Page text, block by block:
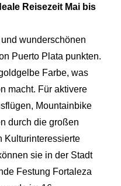
Reisezeit Mai bis
wunderschönen
Puerto Plata punkten.
Farbe, was
macht. Für aktivere
Mountainbike
durch die großen
Kulturinteressierte
sie in der Stadt
Festung Fortaleza